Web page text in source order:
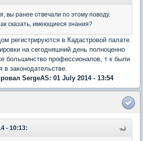
вы ранее отвечали по этому поводу.
сказать, имеющиеся знания?
регистрируются в Кадастровой палате.
на сегодняшний день полноценно
большинство профессионалов, т к были
в законодательстве.
SergeAS: 01 July 2014 - 13:54
- 10:13: